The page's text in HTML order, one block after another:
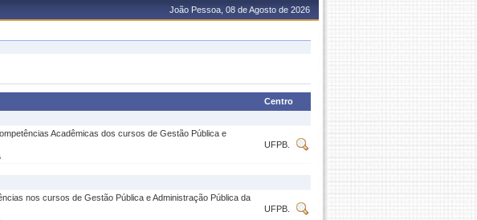
João Pessoa, 08 de Agosto de 2026
Centro
Acadêmicas dos cursos de Gestão Pública e
UFPB.
nos cursos de Gestão Pública e Administração Pública da
UFPB.